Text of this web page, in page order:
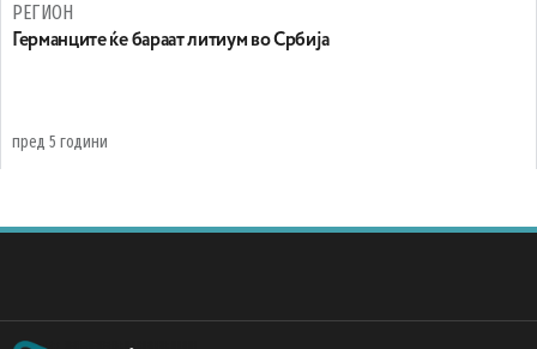
РЕГИОН
Германците ќе бараат литиум во Србија
пред 5 години